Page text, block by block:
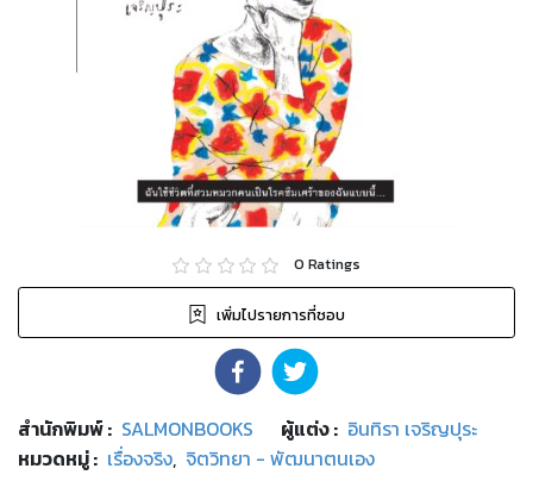
0 Ratings
เพิ่มไปรายการที่ชอบ
สำนักพิมพ์: SALMONBOOKS ผู้แต่ง : อินทิรา เจริญปุระ
หมวดหมู่: เรื่องจริง, จิตวิทยา - พัฒนาตนเอง